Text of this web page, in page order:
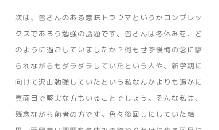
次は、皆さんのある意味トラウマというかコンプレッ
クスであろう勉強の話題です。皆さんは冬休みを、ど
のように過ごしていましたか？何もせず後悔の念に駆
られながらもダラダラしていたという人や、新学期に
向けて沢山勉強していたという私なんかよりも遥かに
真面目で堅実な方もいることでしょう。そんな私は、
残念ながら前者の方です。色々後回しにしていた結